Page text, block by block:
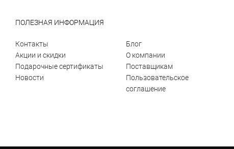
ПОЛЕЗНАЯ ИНФОРМАЦИЯ
Контакты
Акции и скидки
Подарочные сертификаты
Новости
Блог
О компании
Поставщикам
Пользовательское
соглашение